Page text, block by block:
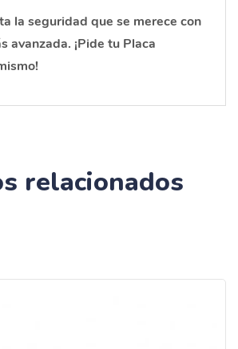
la seguridad que se merece con
avanzada. ¡Pide tu Placa
relacionados